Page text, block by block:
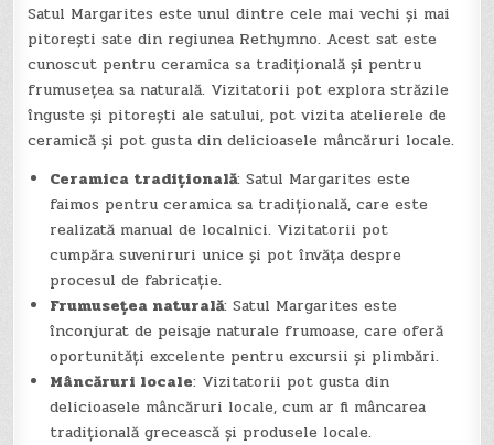
Satul Margarites este unul dintre cele mai vechi și mai
pitorești sate din regiunea Rethymno. Acest sat este
cunoscut pentru ceramica sa tradițională și pentru
frumusețea sa naturală. Vizitatorii pot explora străzile
înguste și pitorești ale satului, pot vizita atelierele de
ceramică și pot gusta din delicioasele mâncăruri locale.
Ceramica tradițională: Satul Margarites este
faimos pentru ceramica sa tradițională, care este
realizată manual de localnici. Vizitatorii pot
cumpăra suveniruri unice și pot învăța despre
procesul de fabricație.
Frumusețea naturală: Satul Margarites este
înconjurat de peisaje naturale frumoase, care oferă
oportunități excelente pentru excursii și plimbări.
Mâncăruri locale: Vizitatorii pot gusta din
delicioasele mâncăruri locale, cum ar fi mâncarea
tradițională grecească și produsele locale.